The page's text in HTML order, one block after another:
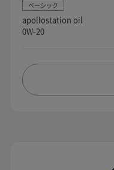
ベーシック
apollostation oil
0W-20